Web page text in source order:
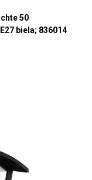
50
biela; 836014